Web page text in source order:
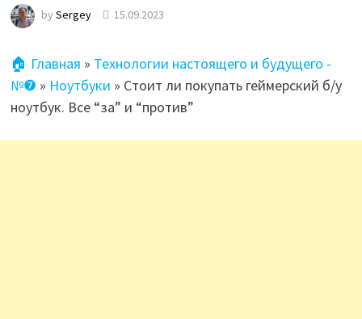
by Sergey 15.09.2023
🏠 Главная » Технологии настоящего и будущего -
№❼ » Ноутбуки » Стоит ли покупать геймерский б/у
ноутбук. Все “за” и “против”